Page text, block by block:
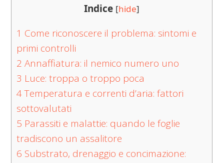
Indice [hide]
1 Come riconoscere il problema: sintomi e
primi controlli
2 Annaffiatura: il nemico numero uno
3 Luce: troppa o troppo poca
4Temperatura e correnti d’aria: fattori
sottovalutati
5 Parassiti e malattie: quando le foglie
tradiscono un assalitore
6 Substrato, drenaggio e concimazione: